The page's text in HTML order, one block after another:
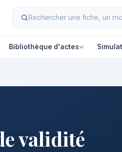
Bibliothèque d'actes
validité